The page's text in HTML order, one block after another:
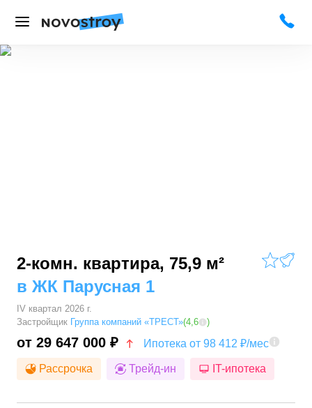
2-комн. квартира, 75,9 м²
в ЖК Парусная 1
IV квартал 2026 г.
Застройщик Группа компаний «ТРЕСТ»(4,6 )
от 29 647 000 ₽ Ипотека от 98 412 ₽/мес
Рассрочка Трейд-ин IT-ипотека